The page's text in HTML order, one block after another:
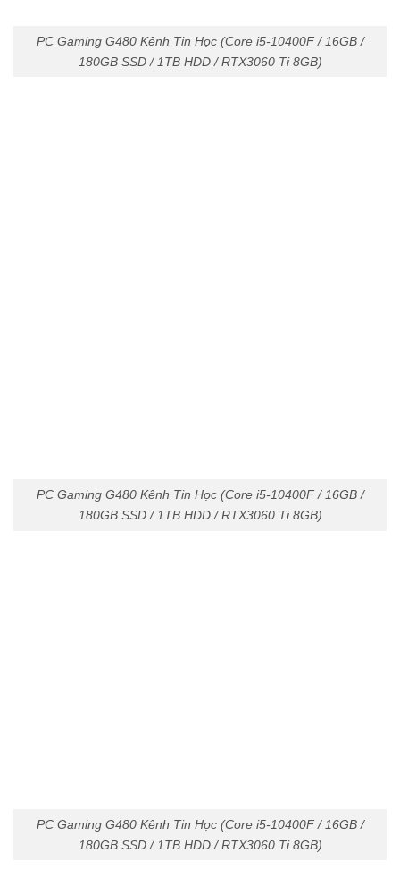
PC Gaming G480 Kênh Tin Học (Core i5-10400F / 16GB /
180GB SSD / 1TB HDD / RTX3060 Ti 8GB)
PC Gaming G480 Kênh Tin Học (Core i5-10400F / 16GB /
180GB SSD / 1TB HDD / RTX3060 Ti 8GB)
PC Gaming G480 Kênh Tin Học (Core i5-10400F / 16GB /
180GB SSD / 1TB HDD / RTX3060 Ti 8GB)